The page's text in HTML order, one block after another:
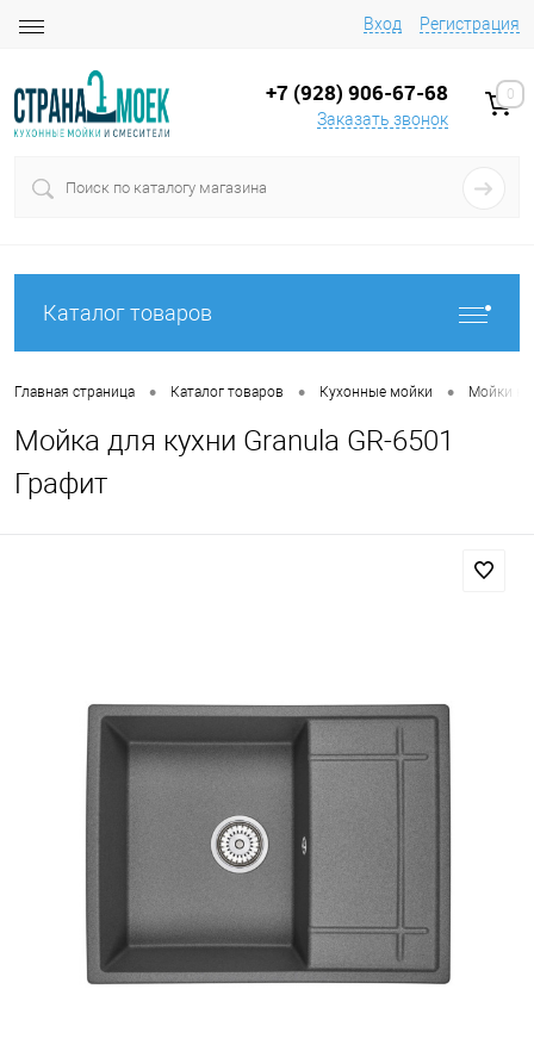
Вход Регистрация
+7 (928) 906-67-68
Заказать звонок
0
Каталог товаров
Главная страница • Каталог товаров • Кухонные мойки • Мойки на
Мойка для кухни Granula GR-6501
Графит